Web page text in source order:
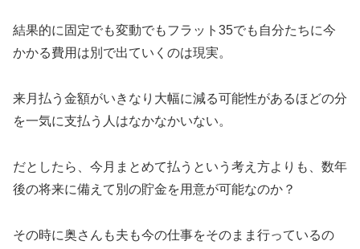
結果的に固定でも変動でもフラット35でも自分たちに今
かかる費用は別で出ていくのは現実。
来月払う金額がいきなり大幅に減る可能性があるほどの分
を一気に支払う人はなかなかいない。
だとしたら、今月まとめて払うという考え方よりも、数年
後の将来に備えて別の貯金を用意が可能なのか？
その時に奥さんも夫も今の仕事をそのまま行っているの